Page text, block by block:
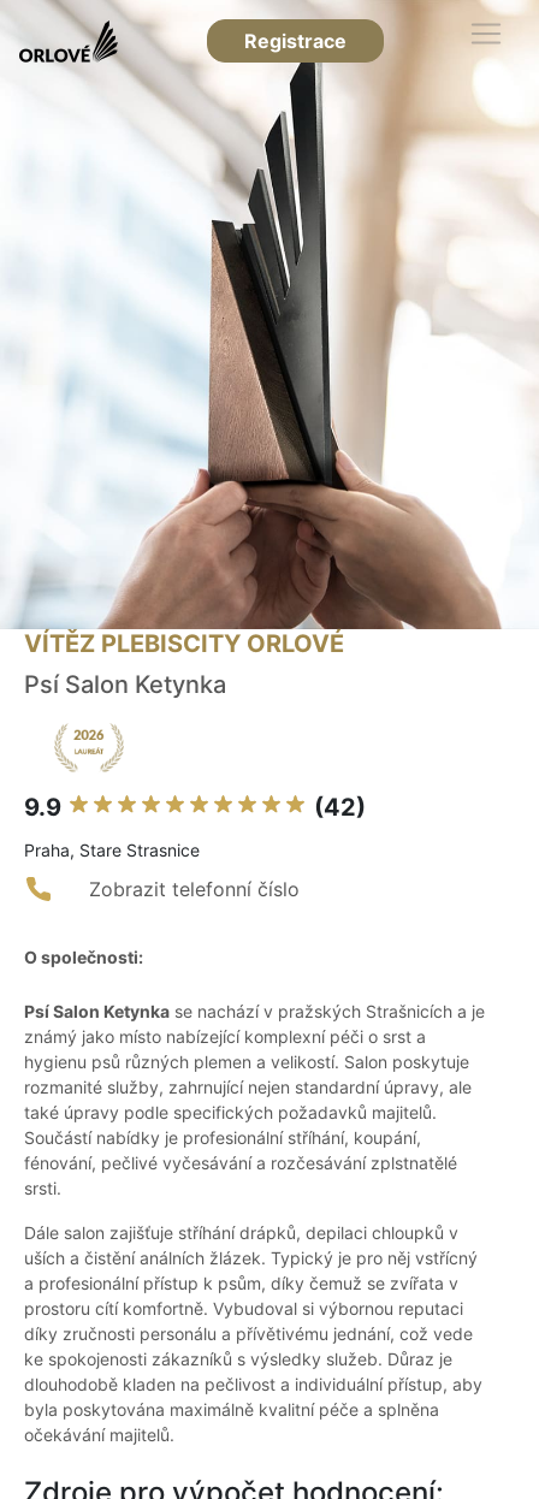
Registrace
VÍTĚZ PLEBISCITY ORLOVÉ
Psí Salon Ketynka
9.9 (42)
Praha, Stare Strasnice
Zobrazit telefonní číslo
O společnosti:
Psí Salon Ketynka se nachází v pražských Strašnicích a je
známý jako místo nabízející komplexní péči o srst a
hygienu psů různých plemen a velikostí. Salon poskytuje
rozmanité služby, zahrnující nejen standardní úpravy, ale
také úpravy podle specifických požadavků majitelů.
Součástí nabídky je profesionální stříhání, koupání,
fénování, pečlivé vyčesávání a rozčesávání zplstnatělé
srsti.
Dále salon zajišťuje stříhání drápků, depilaci chloupků v
uších a čistění análních žlázek. Typický je pro něj vstřícný
a profesionální přístup k psům, díky čemuž se zvířata v
prostoru cítí komfortně. Vybudoval si výbornou reputaci
díky zručnosti personálu a přívětivému jednání, což vede
ke spokojenosti zákazníků s výsledky služeb. Důraz je
dlouhodobě kladen na pečlivost a individuální přístup, aby
byla poskytována maximálně kvalitní péče a splněna
očekávání majitelů.